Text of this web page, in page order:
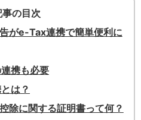
事の目次
がe-Tax連携で簡単便利に
携も必要
は？
除に関する証明書って何？